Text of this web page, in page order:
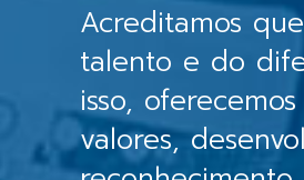
Acreditamos
talento e do
isso,
valores,